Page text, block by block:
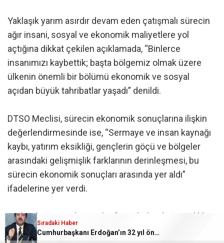
Yaklaşık yarım asırdır devam eden çatışmalı sürecin
ağır insani, sosyal ve ekonomik maliyetlere yol
açtığına dikkat çekilen açıklamada, “Binlerce
insanımızı kaybettik; başta bölgemiz olmak üzere
ülkenin önemli bir bölümü ekonomik ve sosyal
açıdan büyük tahribatlar yaşadı” denildi.
DTSO Meclisi, sürecin ekonomik sonuçlarına ilişkin
değerlendirmesinde ise, “Sermaye ve insan kaynağı
kaybı, yatırım eksikliği, gençlerin göçü ve bölgeler
arasındaki gelişmişlik farklarının derinleşmesi, bu
sürecin ekonomik sonuçları arasında yer aldı”
ifadelerine yer verdi.
Türkiye’nin önünde yeni bir fırsat bulunduğuna dikkat
çeken DTSO Meclisi, “Bugün ise Türkiye’nin bu
Sıradaki Haber
Cumhurbaşkanı Erdoğan’ın 32 yıl önceki konuşması gün